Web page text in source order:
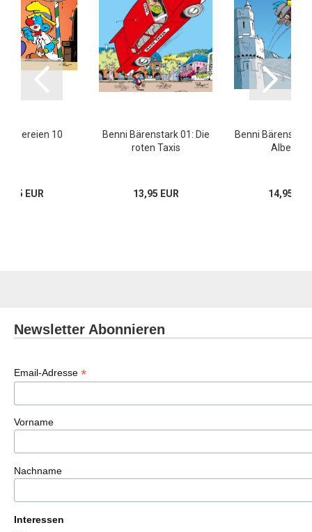
10
EUR
Benni Bärenstark 01: Die
roten Taxis
13,95 EUR
Benni Bärenstark
Albertine
14,95
Newsletter Abonnieren
Email-Adresse *
Vorname
Nachname
Interessen